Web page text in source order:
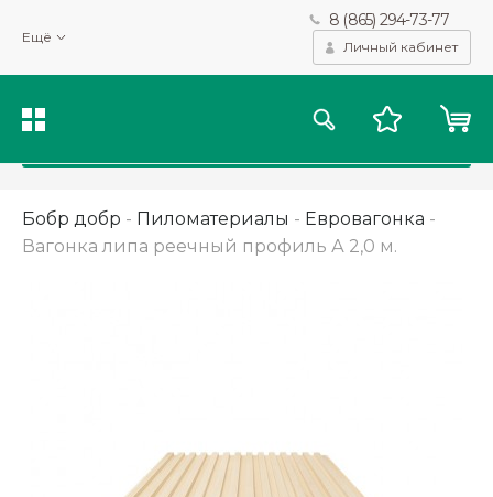
Ещё
8 (865) 294-73-77
Личный кабинет
Бобр добр - Пиломатериалы - Евровагонка -
Вагонка липа реечный профиль А 2,0 м.
Мы используем файлы cookie и другие подобные технологии
для получения данных с целью сбора статистики, повышения
качества рекомендаций и предоставления вам возможности
персонализированного просмотра.Подробнее